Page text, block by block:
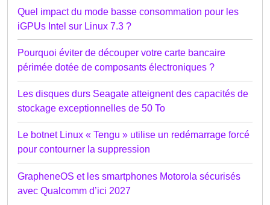
Quel impact du mode basse consommation pour les
iGPUs Intel sur Linux 7.3 ?
Pourquoi éviter de découper votre carte bancaire
périmée dotée de composants électroniques ?
Les disques durs Seagate atteignent des capacités de
stockage exceptionnelles de 50 To
Le botnet Linux « Tengu » utilise un redémarrage forcé
pour contourner la suppression
GrapheneOS et les smartphones Motorola sécurisés
avec Qualcomm d’ici 2027